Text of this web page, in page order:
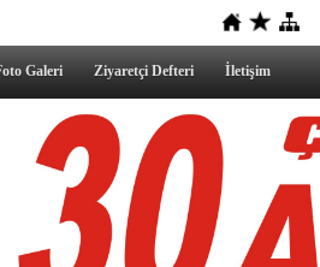
Galeri Ziyaretçi Defteri İletişim